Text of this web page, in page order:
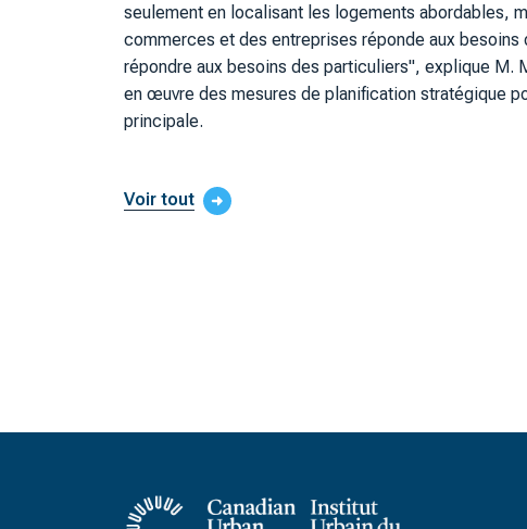
seulement en localisant les logements abordables,
commerces et des entreprises réponde aux
répondre aux besoins des particuliers", explique M.
en œuvre des mesures de planification stratégique
principale.
Voir tout